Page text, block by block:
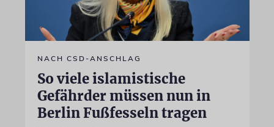
NACH CSD-ANSCHLAG
So viele islamistische
Gefährder müssen nun in
Berlin Fußfesseln tragen